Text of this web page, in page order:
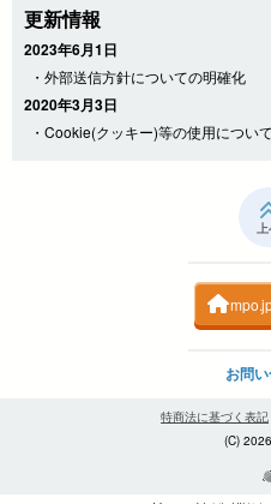
更新情報
2023年6月1日
・外部送信方針についての明確化
2020年3月3日
・Cookie(クッキー)等の使用につい
お問
特商法に基づく表記
(C)